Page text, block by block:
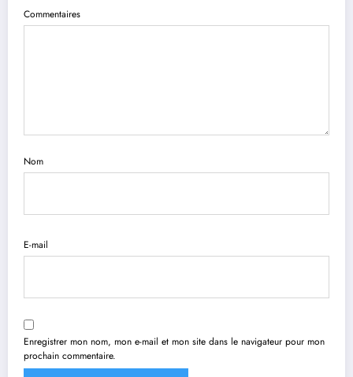
Commentaires
Nom
E-mail
Enregistrer mon nom, mon e-mail et mon site dans le navigateur pour mon
prochain commentaire.